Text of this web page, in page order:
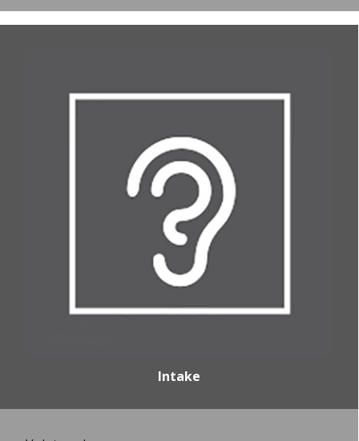
Intake